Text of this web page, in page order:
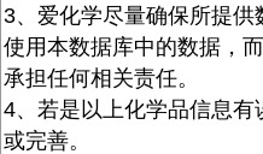
3、爱化学尽量确保所提
使用本数据库中的数据，
承担任何相关责任。
4、若是以上化学品信息有
或完善。